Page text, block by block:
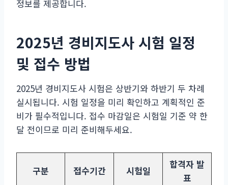
정보를 제공합니다.
2025년 경비지도사 시험 일정
및 접수 방법
2025년 경비지도사 시험은 상반기와 하반기 두 차례
실시됩니다. 시험 일정을 미리 확인하고 계획적인 준
비가 필수적입니다. 접수 마감일은 시험일 기준 약 한
달 전이므로 미리 준비해두세요.
구분 접수기간 시험일
합격자 발
표